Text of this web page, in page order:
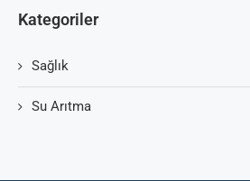
Kategoriler
Sağlık
Su Arıtma